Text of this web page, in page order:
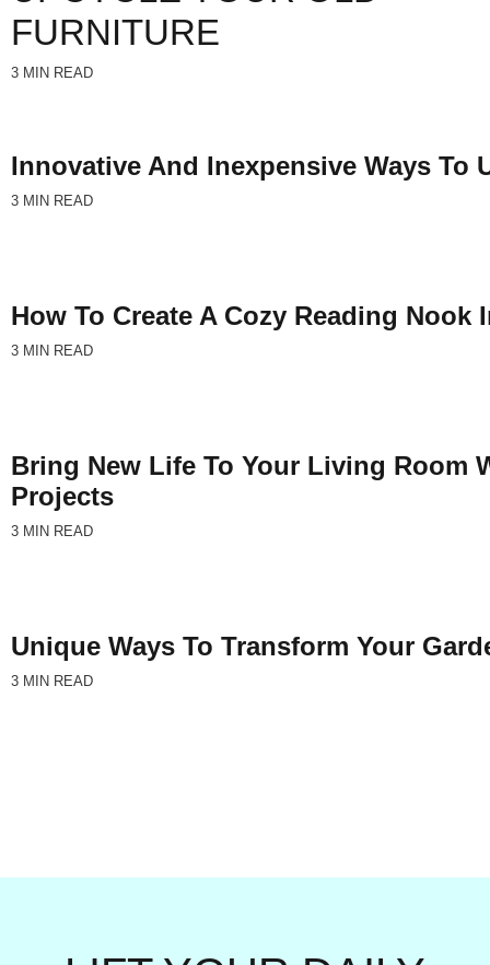
FURNITURE
3 MIN READ
Innovative And Inexpensive Ways To
3 MIN READ
How To Create A Cozy Reading Nook
3 MIN READ
Bring New Life To Your Living Room
Projects
3 MIN READ
Unique Ways To Transform Your
3 MIN READ